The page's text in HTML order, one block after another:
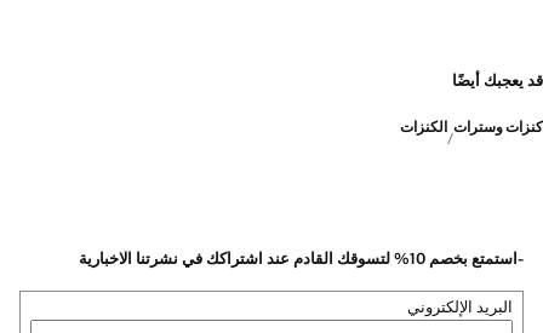
قد يعجبك أيضًا
كنزات وسترات الكنزات
-استمتع بخصم 10% لتسوقك القادم عند اشتراكك في نشرتنا الاخبارية
البريد الإلكتروني